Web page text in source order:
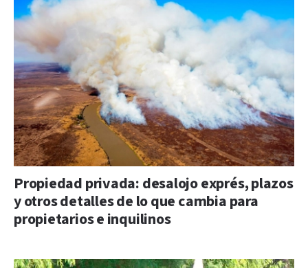
Propiedad privada: desalojo exprés, plazos
y otros detalles de lo que cambia para
propietarios e inquilinos